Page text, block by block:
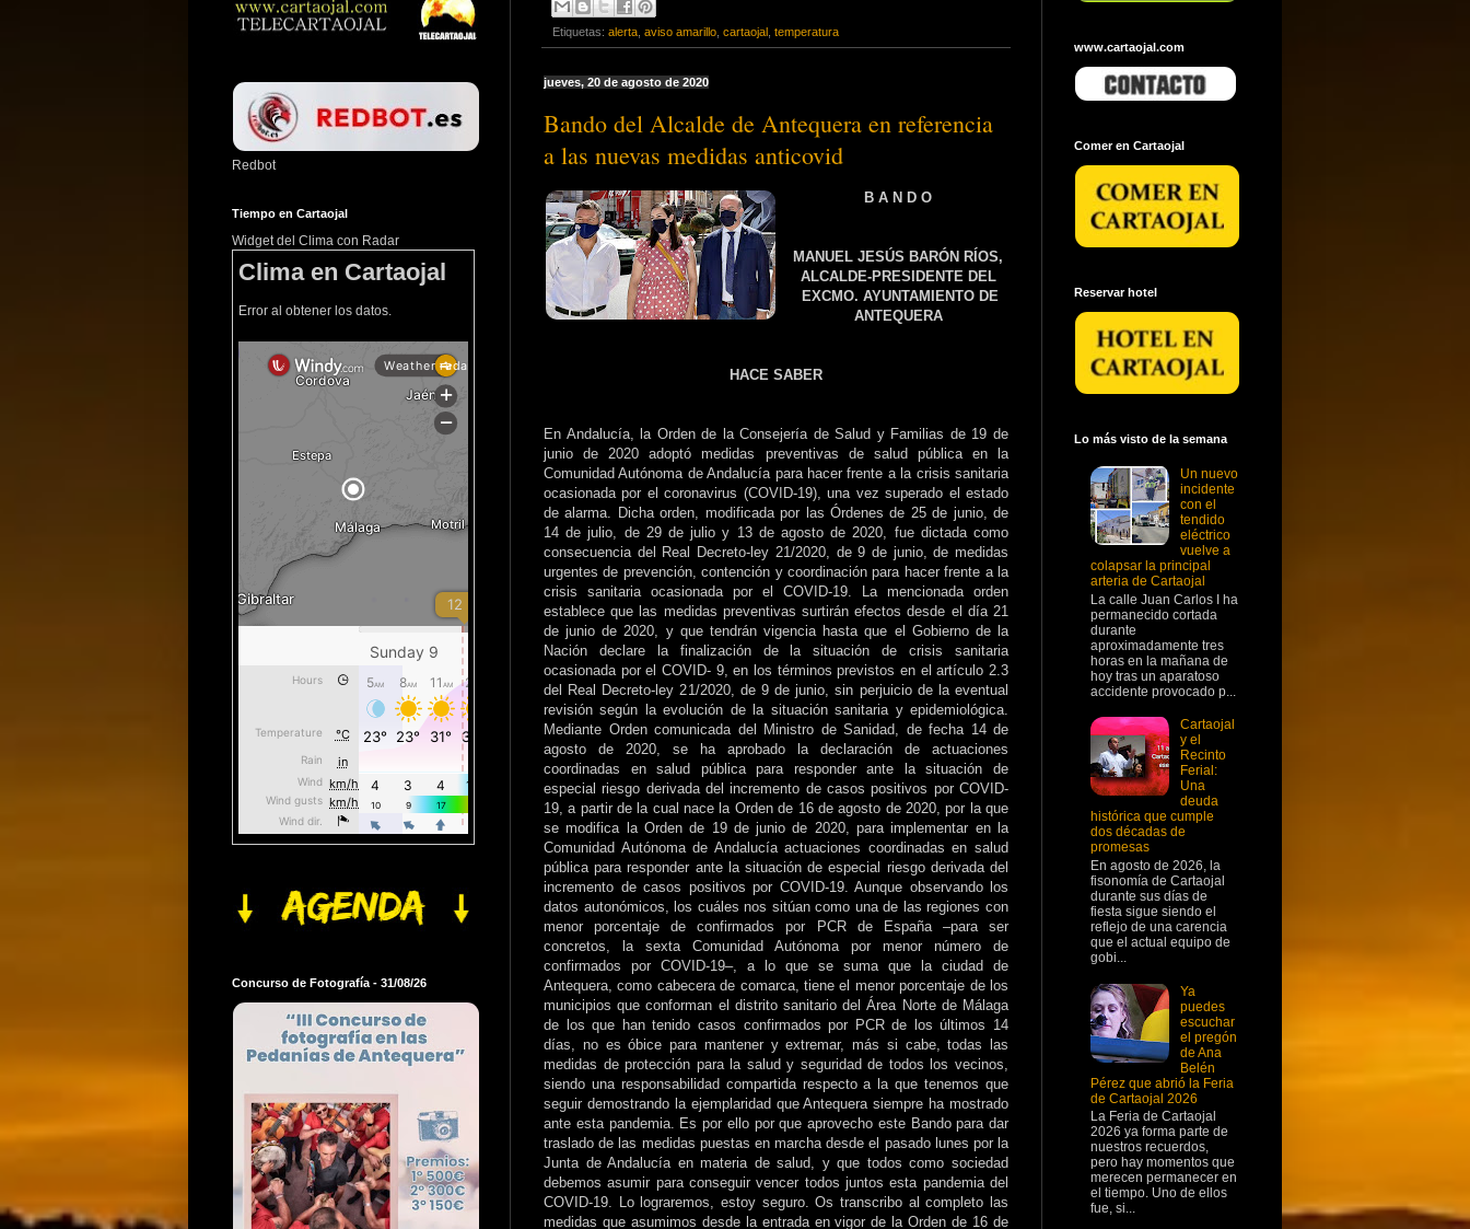
Etiquetas: alerta aviso amarillo cartaojal temperatura
jueves, 20 de agosto de 2020
Bando del Alcalde de Antequera en referencia
a las nuevas medidas anticovid
B A N D O
MANUEL JESÚS BARÓN RÍOS,
ALCALDE-PRESIDENTE DEL
EXCMO. AYUNTAMIENTO DE
ANTEQUERA
HACE SABER
En Andalucía, la Orden de la Consejería de Salud y Familias de 19 de
junio de 2020 adoptó medidas preventivas de salud pública en la
Comunidad Autónoma de Andalucía para hacer frente a la crisis sanitaria
ocasionada por el coronavirus (COVID-19), una vez superado el estado
de alarma. Dicha orden, modificada por las Órdenes de 25 de junio, de
14 de julio, de 29 de julio y 13 de agosto de 2020, fue dictada como
consecuencia del Real Decreto-ley 21/2020, de 9 de junio, de medidas
urgentes de prevención, contención y coordinación para hacer frente a la
crisis sanitaria ocasionada por el COVID-19. La mencionada orden
establece que las medidas preventivas surtirán efectos desde el día 21
de junio de 2020, y que tendrán vigencia hasta que el Gobierno de la
Nación declare la finalización de la situación de crisis sanitaria
ocasionada por el COVID- 9, en los términos previstos en el artículo 2.3
del Real Decreto-ley 21/2020, de 9 de junio, sin perjuicio de la eventual
revisión según la evolución de la situación sanitaria y epidemiológica.
Mediante Orden comunicada del Ministro de Sanidad, de fecha 14 de
agosto de 2020, se ha aprobado la declaración de actuaciones
coordinadas en salud pública para responder ante la situación de
especial riesgo derivada del incremento de casos positivos por COVID-
19, a partir de la cual nace la Orden de 16 de agosto de 2020, por la que
se modifica la Orden de 19 de junio de 2020, para implementar en la
Comunidad Autónoma de Andalucía actuaciones coordinadas en salud
pública para responder ante la situación de especial riesgo derivada del
incremento de casos positivos por COVID-19. Aunque observando los
datos autonómicos, los cuáles nos sitúan como una de las regiones con
menor porcentaje de confirmados por PCR de España –para ser
concretos, la sexta Comunidad Autónoma por menor número de
confirmados por COVID-19–, a lo que se suma que la ciudad de
Antequera, como cabecera de comarca, tiene el menor porcentaje de los
municipios que conforman el distrito sanitario del Área Norte de Málaga
de los que han tenido casos confirmados por PCR de los últimos 14
días, no es óbice para mantener y extremar, más si cabe, todas las
medidas de protección para la salud y seguridad de todos los vecinos,
siendo una responsabilidad compartida respecto a la que tenemos que
seguir demostrando la ejemplaridad que Antequera siempre ha mostrado
ante esta pandemia. Es por ello por que aprovecho este Bando para dar
traslado de las medidas puestas en marcha desde el pasado lunes por la
Junta de Andalucía en materia de salud, y que todos como sociedad
debemos asumir para conseguir vencer todos juntos esta pandemia del
COVID-19. Lo lograremos, estoy seguro. Os transcribo al completo las
medidas que asumimos desde la entrada en vigor de la Orden de 16 de
Redbot
Tiempo en Cartaojal
Widget del Clima con Radar
Clima en Cartaojal
Error al obtener los datos.
Concurso de Fotografía - 31/08/26
www.cartaojal.com
Comer en Cartaojal
Reservar hotel
Lo más visto de la semana
Un nuevo
incidente
con el
tendido
eléctrico
vuelve a
colapsar la principal
arteria de Cartaojal
La calle Juan Carlos I ha
permanecido cortada
durante
aproximadamente tres
horas en la mañana de
hoy tras un aparatoso
accidente provocado p...
Cartaojal
y el
Recinto
Ferial:
Una
deuda
histórica que cumple
dos décadas de
promesas
En agosto de 2026, la
fisonomía de Cartaojal
durante sus días de
fiesta sigue siendo el
reflejo de una carencia
que el actual equipo de
gobi...
Ya
puedes
escuchar
el pregón
de Ana
Belén
Pérez que abrió la Feria
de Cartaojal 2026
La Feria de Cartaojal
2026 ya forma parte de
nuestros recuerdos,
pero hay momentos que
merecen permanecer en
el tiempo. Uno de ellos
fue, si...